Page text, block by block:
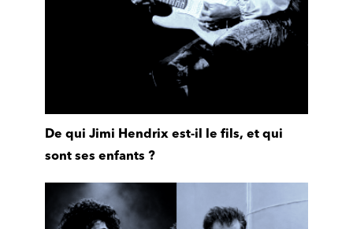
De qui Jimi Hendrix est-il le fils, et qui
sont ses enfants ?